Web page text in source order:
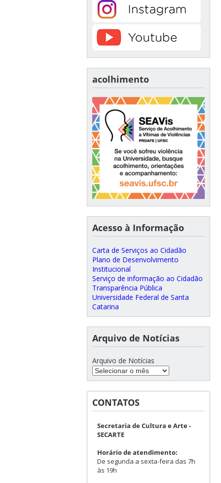
acolhimento
Acesso à Informação
Carta de Serviços ao Cidadão
Plano de Desenvolvimento
Institucional
Serviço de informação ao Cidadão
Transparência Pública
Universidade Federal de Santa
Catarina
Arquivo de Notícias
Arquivo de Notícias
CONTATOS
Secretaria de Cultura e Arte -
SECARTE
Horário de atendimento:
De segunda a sexta-feira das 7h
às 19h